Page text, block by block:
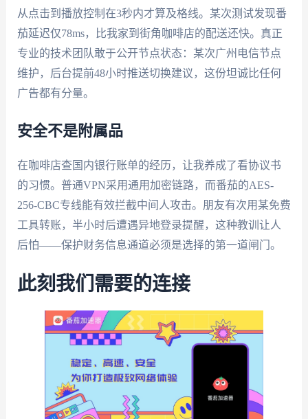
从点击到播放控制在3秒内才算及格线。某次测试发现番
茄延迟仅78ms，比我家到街角咖啡店的配送还快。真正
专业的技术团队敢于公开节点状态：某次广州电信节点
维护，后台提前48小时推送切换建议，这份坦诚比任何
广告都有分量。
安全不是附属品
在咖啡店查国内银行账单的经历，让我养成了看协议书
的习惯。普通VPN采用通用加密链路，而番茄的AES-
256-CBC专线能有效拦截中间人攻击。朋友有次用某免费
工具转账，半小时后遭遇异地登录提醒，这种教训让人
后怕——保护财务信息通道必须是选择的第一道闸门。
此刻我们需要的连接